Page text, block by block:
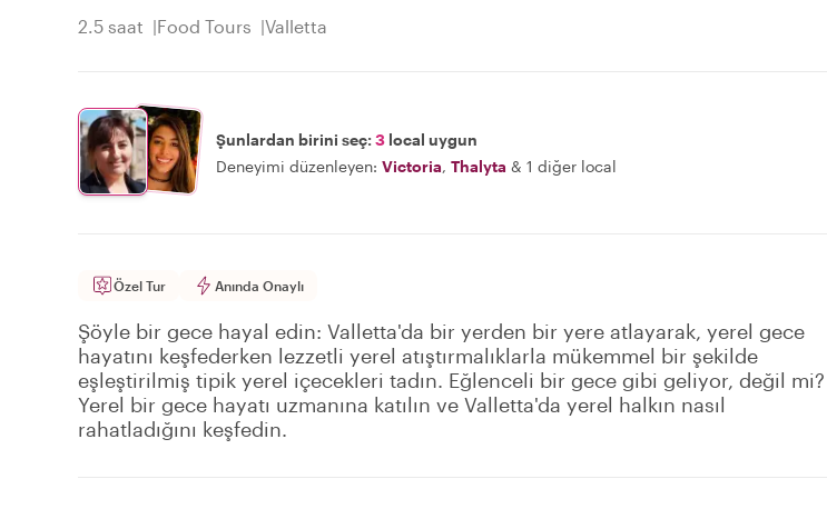
2.5 saat Food Tours Valletta
Şunlardan birini seç:3 local uygun
Deneyimi düzenleyen: Victoria, Thalyta & 1 diğer local
Özel Tur Anında Onaylı
Şöyle bir gece hayal edin: Valletta'da bir yerden bir yere atlayarak, yerel gece
hayatını keşfederken lezzetli yerel atıştırmalıklarla mükemmel bir şekilde
eşleştirilmiş tipik yerel içecekleri tadın. Eğlenceli bir gece gibi geliyor, değil mi?
Yerel bir gece hayatı uzmanına katılın ve Valletta'da yerel halkın nasıl
rahatladığını keşfedin.